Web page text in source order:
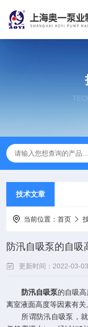
技术文章
当前位置：首页
防汛自吸泵的自吸
更新时间：2022-03-03
防汛自吸泵的自吸
离室液面高度等因素有关
所谓防汛自吸泵，就